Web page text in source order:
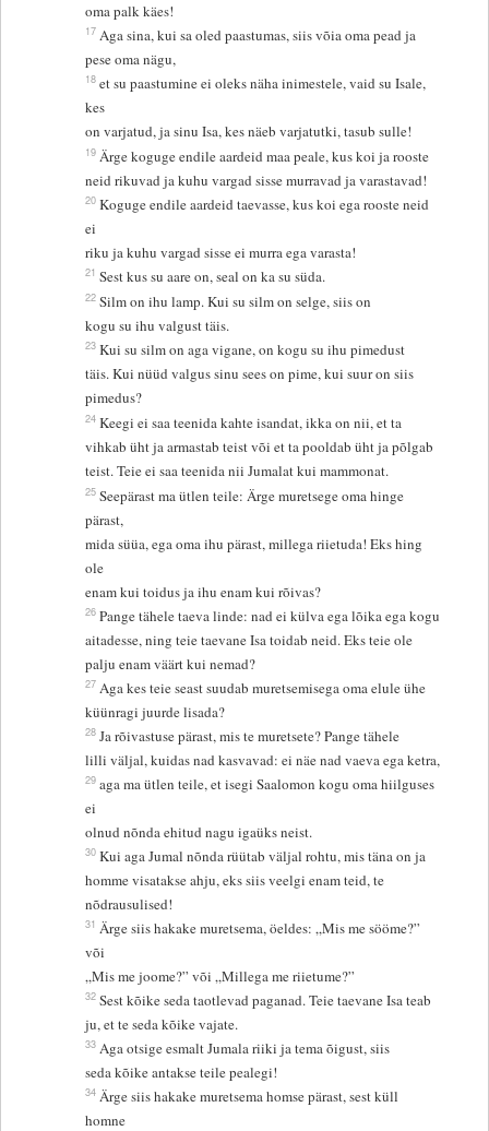
oma palk käes!
17 Aga sina, kui sa oled paastumas, siis võia oma pead ja
pese oma nägu,
18 et su paastumine ei oleks näha inimestele, vaid su Isale,
kes
on varjatud, ja sinu Isa, kes näeb varjatutki, tasub sulle!
19 Ärge koguge endile aardeid maa peale, kus koi ja rooste
neid rikuvad ja kuhu vargad sisse murravad ja varastavad!
20 Koguge endile aardeid taevasse, kus koi ega rooste neid
ei
riku ja kuhu vargad sisse ei murra ega varasta!
21 Sest kus su aare on, seal on ka su süda.
22 Silm on ihu lamp. Kui su silm on selge, siis on
kogu su ihu valgust täis.
23 Kui su silm on aga vigane, on kogu su ihu pimedust
täis. Kui nüüd valgus sinu sees on pime, kui suur on siis
pimedus?
24 Keegi ei saa teenida kahte isandat, ikka on nii, et ta
vihkab üht ja armastab teist või et ta pooldab üht ja põlgab
teist. Teie ei saa teenida nii Jumalat kui mammonat.
25 Seepärast ma ütlen teile: Ärge muretsege oma hinge
pärast,
mida süüa, ega oma ihu pärast, millega riietuda! Eks hing
ole
enam kui toidus ja ihu enam kui rõivas?
26 Pange tähele taeva linde: nad ei külva ega lõika ega kogu
aitadesse, ning teie taevane Isa toidab neid. Eks teie ole
palju enam väärt kui nemad?
27 Aga kes teie seast suudab muretsemisega oma elule ühe
küünragi juurde lisada?
28 Ja rõivastuse pärast, mis te muretsete? Pange tähele
lilli väljal, kuidas nad kasvavad: ei näe nad vaeva ega ketra,
29 aga ma ütlen teile, et isegi Saalomon kogu oma hiilguses
ei
olnud nõnda ehitud nagu igaüks neist.
30 Kui aga Jumal nõnda rüütab väljal rohtu, mis täna on ja
homme visatakse ahju, eks siis veelgi enam teid, te
nõdrausulised!
31 Ärge siis hakake muretsema, öeldes: „Mis me sööme?”
või
„Mis me joome?” või „Millega me riietume?”
32 Sest kõike seda taotlevad paganad. Teie taevane Isa teab
ju, et te seda kõike vajate.
33 Aga otsige esmalt Jumala riiki ja tema õigust, siis
seda kõike antakse teile pealegi!
34 Ärge siis hakake muretsema homse pärast, sest küll
homne